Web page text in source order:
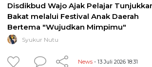
Disdikbud Wajo Ajak Pelajar
Bakat melalui Festival Anak Daerah
Bertema "Wujudkan Mimpimu"
Syukur Nutu
News - 13 Juli 2026 18:31